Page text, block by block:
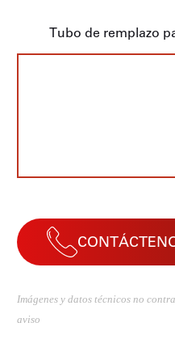
Tubo de remplazo
Imágenes y datos técnicos no
aviso